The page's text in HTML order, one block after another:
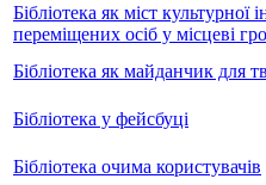
Бібліотека як міст культурної
переміщених осіб у місцеві
Бібліотека як майданчик для
Бібліотека у фейсбуці
Бібліотека очима користувачів